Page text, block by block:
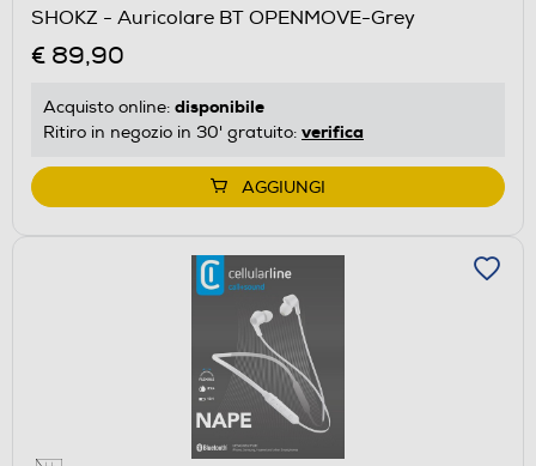
SHOKZ - Auricolare BT OPENMOVE-Grey
€ 89,90
Acquisto online: disponibile
Ritiro in negozio in 30' gratuito: verifica
AGGIUNGI